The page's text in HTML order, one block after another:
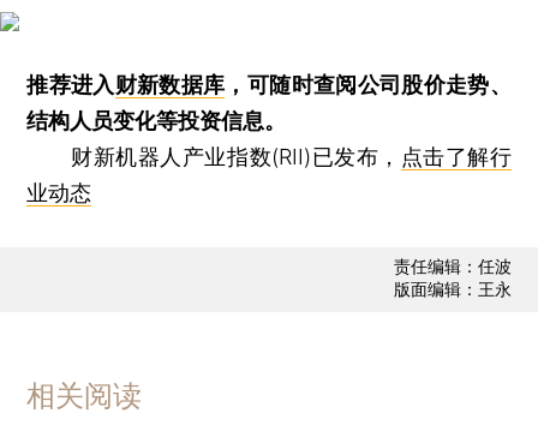
推荐进入财新数据库 ，可随时查阅公司股价走势、
结构人员变化等投资信息。
财新机器人产业指数(RII)已发布， 点击了解行
业动态
责任编辑：任波
版面编辑：王永
相关阅读